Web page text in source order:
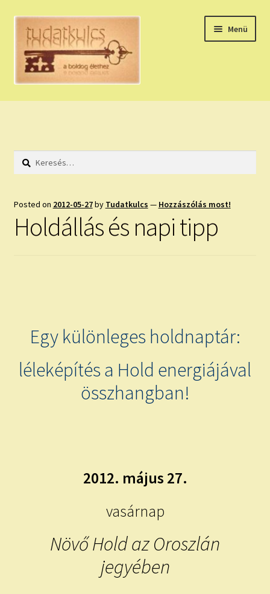
Ugrás
navigációhoz
Kilépés
tartalomba
Menü
HÚZZ EGY KÁRTYÁT!
HOLDNAPTÁR
NAPI ASZTROLÓGIA
TAROT ELEMZÉS MEGRENDELÉSE LIMITÁLT!
Keresés:
Posted on 2012-05-27by Tudatkulcs — Hozzászólás most!
Holdállás és napi tipp
Egy különleges holdnaptár:
léleképítés a Hold energiájával
összhangban!
2012. május 27.
vasárnap
Növő Hold az Oroszlán
jegyében